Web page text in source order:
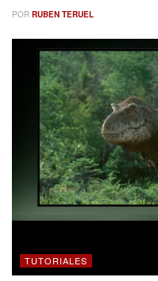
POR RUBEN TERUEL
TUTORIALES